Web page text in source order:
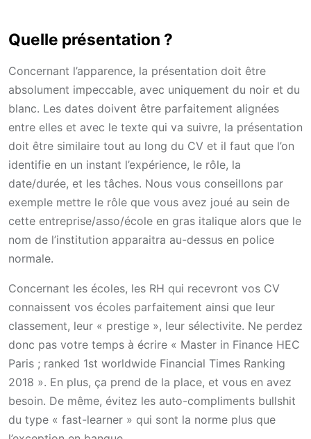
Quelle présentation ?
Concernant l’apparence, la présentation doit être
absolument impeccable, avec uniquement du noir et du
blanc. Les dates doivent être parfaitement alignées
entre elles et avec le texte qui va suivre, la présentation
doit être similaire tout au long du CV et il faut que l’on
identifie en un instant l’expérience, le rôle, la
date/durée, et les tâches. Nous vous conseillons par
exemple mettre le rôle que vous avez joué au sein de
cette entreprise/asso/école en gras italique alors que le
nom de l’institution apparaitra au-dessus en police
normale.
Concernant les écoles, les RH qui recevront vos CV
connaissent vos écoles parfaitement ainsi que leur
classement, leur « prestige », leur sélectivite. Ne perdez
donc pas votre temps à écrire « Master in Finance HEC
Paris ; ranked 1st worldwide Financial Times Ranking
2018 ». En plus, ça prend de la place, et vous en avez
besoin. De même, évitez les auto-compliments bullshit
du type « fast-learner » qui sont la norme plus que